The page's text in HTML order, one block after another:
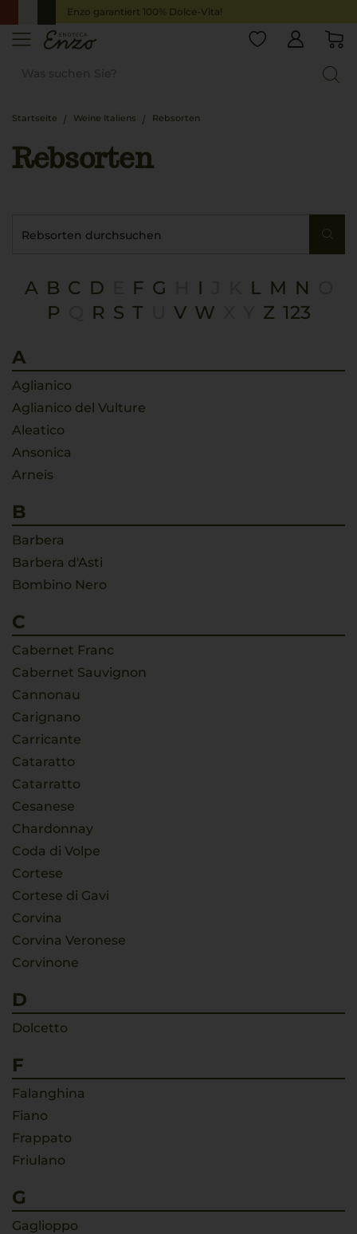
Enzo garantiert 100% Dolce-Vita!
Startseite Weine Italiens Rebsorten
Rebsorten
A B C D F G I L M N
P
R S T V W Z 123
A
Aglianico
Aglianico del Vulture
Aleatico
Ansonica
Arneis
B
Barbera
Barbera d'Asti
Bombino Nero
C
Cabernet Franc
Cabernet Sauvignon
Cannonau
Carignano
Carricante
Cataratto
Catarratto
Cesanese
Chardonnay
Coda di Volpe
Cortese
Cortese di Gavi
Corvina
Corvina Veronese
Corvinone
D
Dolcetto
F
Falanghina
Fiano
Frappato
Friulano
G
Gaglioppo